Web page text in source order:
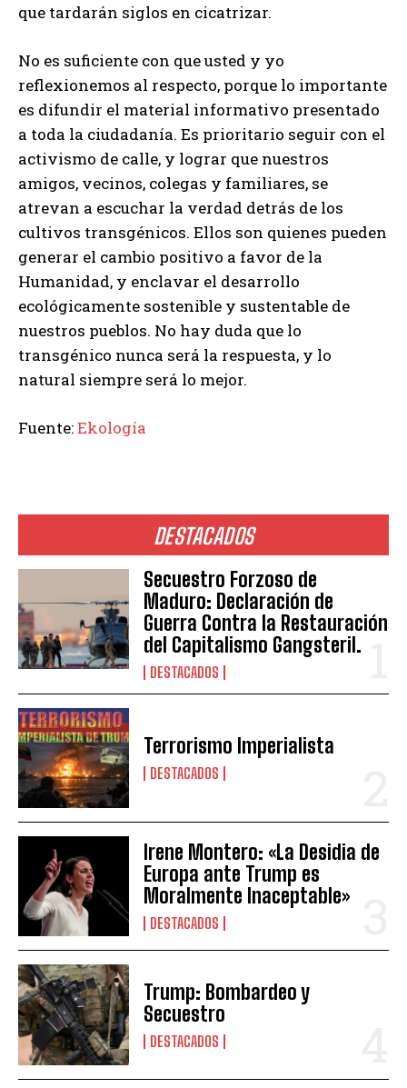
DESTACADOS
Secuestro Forzoso de
Maduro: Declaración de
Guerra Contra la Restauración
del Capitalismo Gangsteril.
DESTACADOS
Terrorismo Imperialista
DESTACADOS
Irene Montero: «La Desidia de
Europa ante Trump es
Moralmente Inaceptable»
DESTACADOS
Trump: Bombardeo y
Secuestro
DESTACADOS
que tardarán siglos en cicatrizar.
No es suficiente con que usted y yo
reflexionemos al respecto, porque lo importante
es difundir el material informativo presentado
a toda la ciudadanía. Es prioritario seguir con el
activismo de calle, y lograr que nuestros
amigos, vecinos, colegas y familiares, se
atrevan a escuchar la verdad detrás de los
cultivos transgénicos. Ellos son quienes pueden
generar el cambio positivo a favor de la
Humanidad, y enclavar el desarrollo
ecológicamente sostenible y sustentable de
nuestros pueblos. No hay duda que lo
transgénico nunca será la respuesta, y lo
natural siempre será lo mejor.
Fuente:Ekología